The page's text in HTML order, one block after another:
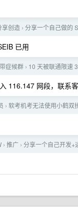
享创造 › 分享一个自己做的
已用
症候群 › 10 天被联通限速 3
116.147 网段，联系
› 软考机考无法使用小鹤双
› 推广 › 分享一个自己开发+